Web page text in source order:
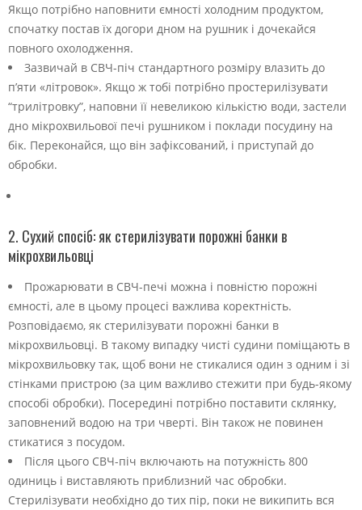
Якщо потрібно наповнити ємності холодним продуктом,
спочатку постав їх догори дном на рушник і дочекайся
повного охолодження.
Зазвичай в СВЧ-піч стандартного розміру влазить до
п’яти «літровок». Якщо ж тобі потрібно простерилізувати
“трилітровку”, наповни її невеликою кількістю води, застели
дно мікрохвильової печі рушником і поклади посудину на
бік. Переконайся, що він зафіксований, і приступай до
обробки.
2. Сухий спосіб: як стерилізувати порожні банки в
мікрохвильовці
Прожарювати в СВЧ-печі можна і повністю порожні
ємності, але в цьому процесі важлива коректність.
Розповідаємо, як стерилізувати порожні банки в
мікрохвильовці. В такому випадку чисті судини поміщають в
мікрохвильовку так, щоб вони не стикалися один з одним і зі
стінками пристрою (за цим важливо стежити при будь-якому
способі обробки). Посередині потрібно поставити склянку,
заповнений водою на три чверті. Він також не повинен
стикатися з посудом.
Після цього СВЧ-піч включають на потужність 800
одиниць і виставляють приблизний час обробки.
Стерилізувати необхідно до тих пір, поки не википить вся